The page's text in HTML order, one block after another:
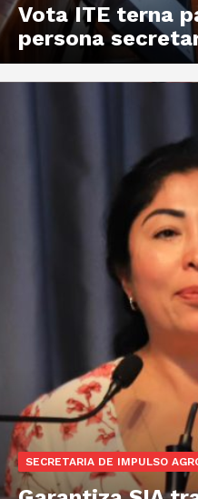
Vota ITE terna
persona
SECRETARIA DE IMPULSO